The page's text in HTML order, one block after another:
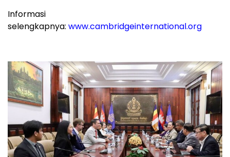
Informasi
selengkapnya: www.cambridgeinternational.org